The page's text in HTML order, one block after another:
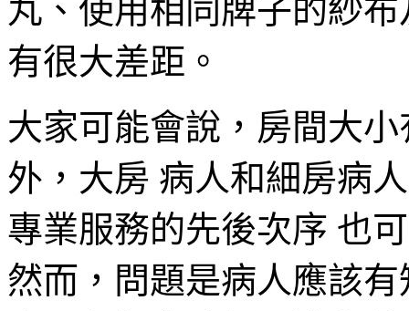
丸、使用相同牌子的紗
有很大差距。
大家可能會說，房間大
外，大房 病人和細房病
專業服務的先後次序 也
然而，問題是病人應該